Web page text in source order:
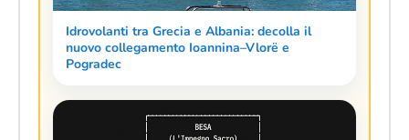
Idrovolanti tra Grecia e Albania: decolla il
nuovo collegamento Ioannina–Vlorë e
Pogradec